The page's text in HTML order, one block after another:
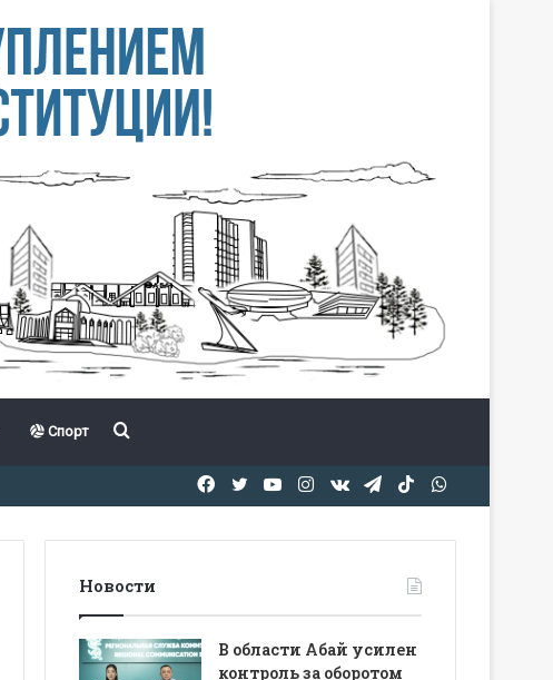
Спорт Іздеу
TikTok
Telegram
vk.com
Instagram
YouTube
Twitter
Facebook
Новости
В области Абай усилен
контроль за оборотом